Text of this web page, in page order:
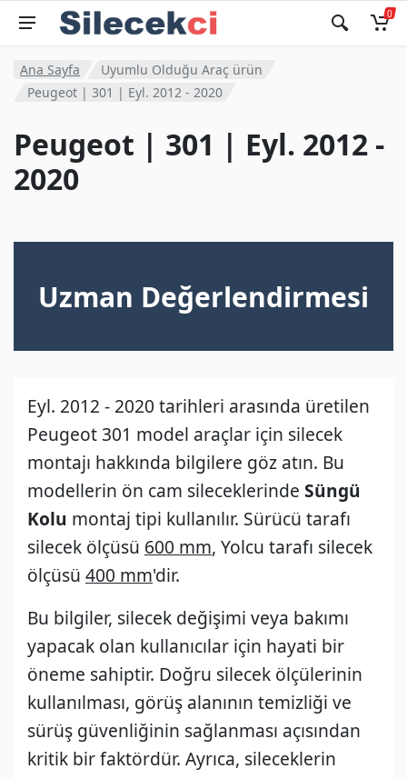
0
Ana Sayfa
Uyumlu Olduğu Araç ürün
Peugeot | 301 | Eyl. 2012 - 2020
Peugeot | 301 | Eyl. 2012 -
2020
Uzman Değerlendirmesi
Eyl. 2012 - 2020 tarihleri arasında üretilen
Peugeot 301 model araçlar için silecek
montajı hakkında bilgilere göz atın. Bu
modellerin ön cam sileceklerinde Süngü
Kolu montaj tipi kullanılır. Sürücü tarafı
silecek ölçüsü 600 mm, Yolcu tarafı silecek
ölçüsü 400 mm'dir.
Bu bilgiler, silecek değişimi veya bakımı
yapacak olan kullanıcılar için hayati bir
öneme sahiptir. Doğru silecek ölçülerinin
kullanılması, görüş alanının temizliği ve
sürüş güvenliğinin sağlanması açısından
kritik bir faktördür. Ayrıca, sileceklerin